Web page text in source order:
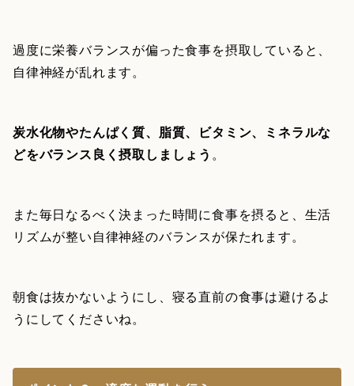
過度に栄養バランスが偏った食事を摂取していると、
自律神経が乱れます。
炭水化物やたんぱく質、脂質、ビタミン、ミネラルな
どをバランス良く摂取しましょう 。
また毎日なるべく決まった時間に食事を摂ると、生活
リズムが整い自律神経のバランスが保たれます。
朝食は抜かないようにし、寝る直前の食事は避けるよ
うにしてくださいね。